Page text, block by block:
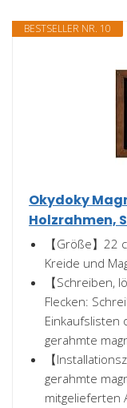
BESTSELLER NR. 10
Okydoky
Holzrahmen,
【Größe】22
Kreide und
【Schreiben,
Flecken:
Einkaufslisten
gerahmte
【
gerahmte
mitgelieferten